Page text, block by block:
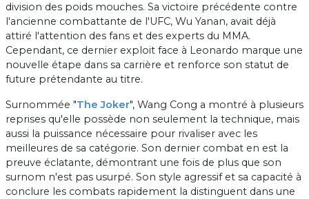
division des poids mouches. Sa victoire précédente contre
l'ancienne combattante de l'UFC, Wu Yanan, avait déjà
attiré l'attention des fans et des experts du MMA.
Cependant, ce dernier exploit face à Leonardo marque une
nouvelle étape dans sa carrière et renforce son statut de
future prétendante au titre.
Surnommée "The Joker", Wang Cong a montré à plusieurs
reprises qu'elle possède non seulement la technique, mais
aussi la puissance nécessaire pour rivaliser avec les
meilleures de sa catégorie. Son dernier combat en est la
preuve éclatante, démontrant une fois de plus que son
surnom n'est pas usurpé. Son style agressif et sa capacité à
conclure les combats rapidement la distinguent dans une